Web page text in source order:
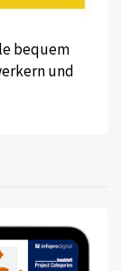
bequem
und